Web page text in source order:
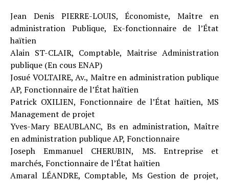
Jean Denis PIERRE-LOUIS, Économiste, Maître en
administration Publique, Ex-fonctionnaire de l’État
haïtien
Alain ST-CLAIR, Comptable, Maitrise Administration
publique (En cous ENAP)
Josué VOLTAIRE, Av., Maître en administration publique
AP, Fonctionnaire de l’État haïtien
Patrick OXILIEN, Fonctionnaire de l’État haïtien, MS
Management de projet
Yves-Mary BEAUBLANC, Bs en administration, Maître
en administration publique AP, Fonctionnaire
Joseph Emmanuel CHERUBIN, MS. Entreprise et
marchés, Fonctionnaire de l’État haïtien
Amaral LÉANDRE, Comptable, Ms Gestion de projet,